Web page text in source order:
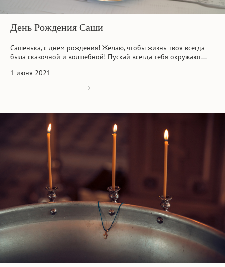
День Рождения Саши
Сашенька, с днем рождения! Желаю, чтобы жизнь твоя всегда
была сказочной и волшебной! Пускай всегда тебя окружают...
1 июня 2021